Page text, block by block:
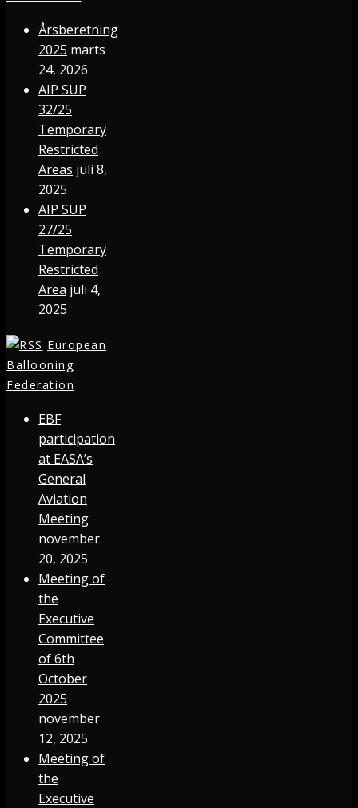
Årsberetning
2025 marts
24, 2026
AIP SUP
32/25
Temporary
Restricted
Areas juli 8,
2025
AIP SUP
27/25
Temporary
Restricted
Area juli 4,
2025
European
Ballooning
Federation
EBF
participation
at EASA’s
General
Aviation
Meeting
november
20, 2025
Meeting of
the
Executive
Committee
of 6th
October
2025
november
12, 2025
Meeting of
the
Executive